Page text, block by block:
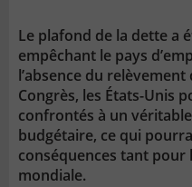
Le plafond de la dette a
empêchant le pays
l’absence du
Congrès, les États-Unis
confrontés à un
budgétaire, ce qui
conséquences tant pour
mondiale.